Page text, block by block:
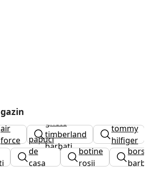
nike
air
force
ghete
timberland
barbati
tommy
hilfiger
dama
papuci
de
casa
botine
rosii